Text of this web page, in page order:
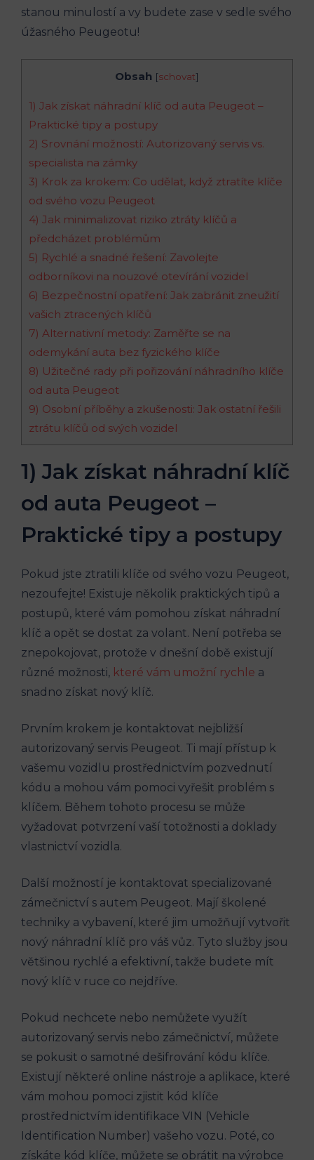
stanou minulostí a vy budete zase v sedle svého
úžasného Peugeotu!
Obsah [schovat]
1) Jak získat náhradní klíč od auta Peugeot –
Praktické tipy a postupy
2) Srovnání možností: Autorizovaný servis vs.
specialista na zámky
3) Krok za krokem: Co udělat, když ztratíte klíče
od svého vozu Peugeot
4) Jak minimalizovat riziko ztráty klíčů a
předcházet problémům
5) Rychlé a snadné řešení: Zavolejte
odborníkovi na nouzové otevírání vozidel
6) Bezpečnostní opatření: Jak zabránit zneužití
vašich ztracených klíčů
7) Alternativní metody: Zaměřte se na
odemykání auta bez fyzického klíče
8) Užitečné rady při pořizování náhradního klíče
od auta Peugeot
9) Osobní příběhy a zkušenosti: Jak ostatní řešili
ztrátu klíčů od svých vozidel
1) Jak získat náhradní klíč
od auta Peugeot –
Praktické tipy a postupy
Pokud jste ztratili klíče od svého vozu Peugeot,
nezoufejte! Existuje několik praktických tipů a
postupů, které vám pomohou získat náhradní
klíč a opět se dostat za volant. Není potřeba se
znepokojovat, protože v dnešní době existují
různé možnosti, které vám umožní rychle a
snadno získat nový klíč.
Prvním krokem je kontaktovat nejbližší
autorizovaný servis Peugeot. Ti mají přístup k
vašemu vozidlu prostřednictvím pozvednutí
kódu a mohou vám pomoci vyřešit problém s
klíčem. Během tohoto procesu se může
vyžadovat potvrzení vaší totožnosti a doklady
vlastnictví vozidla.
Další možností je kontaktovat specializované
zámečnictví s autem Peugeot. Mají školené
techniky a vybavení, které jim umožňují vytvořit
nový náhradní klíč pro váš vůz. Tyto služby jsou
většinou rychlé a efektivní, takže budete mít
nový klíč v ruce co nejdříve.
Pokud nechcete nebo nemůžete využít
autorizovaný servis nebo zámečnictví, můžete
se pokusit o samotné dešifrování kódu klíče.
Existují některé online nástroje a aplikace, které
vám mohou pomoci zjistit kód klíče
prostřednictvím identifikace VIN (Vehicle
Identification Number) vašeho vozu. Poté, co
získáte kód klíče, můžete se obrátit na výrobce